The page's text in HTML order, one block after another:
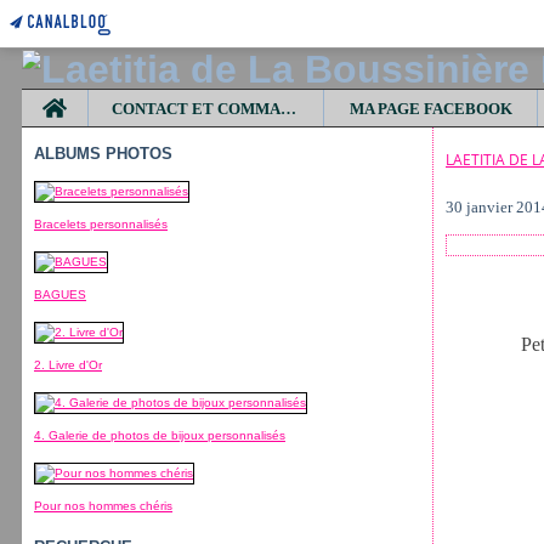
Home
CONTACT ET COMMANDES MA PAGE FACEBOOK
ALBUMS PHOTOS
Bracelets personnalisés
BAGUES
2. Livre d'Or
4. Galerie de photos de bijoux personnalisés
Pour nos hommes chéris
LAETITIA DE
30 janvier